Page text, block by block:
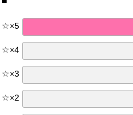
☆×5
☆×4
☆×3
☆×2